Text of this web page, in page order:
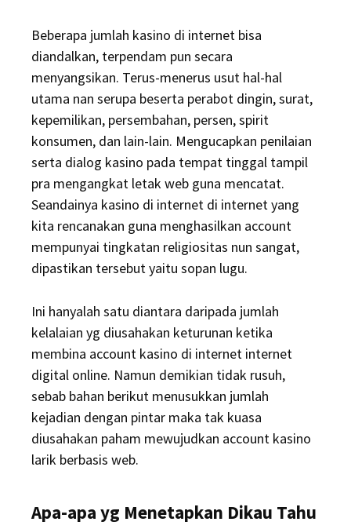
Beberapa jumlah kasino di internet bisa
diandalkan, terpendam pun secara
menyangsikan. Terus-menerus usut hal-hal
utama nan serupa beserta perabot dingin, surat,
kepemilikan, persembahan, persen, spirit
konsumen, dan lain-lain. Mengucapkan penilaian
serta dialog kasino pada tempat tinggal tampil
pra mengangkat letak web guna mencatat.
Seandainya kasino di internet di internet yang
kita rencanakan guna menghasilkan account
mempunyai tingkatan religiositas nun sangat,
dipastikan tersebut yaitu sopan lugu.
Ini hanyalah satu diantara daripada jumlah
kelalaian yg diusahakan keturunan ketika
membina account kasino di internet internet
digital online. Namun demikian tidak rusuh,
sebab bahan berikut menusukkan jumlah
kejadian dengan pintar maka tak kuasa
diusahakan paham mewujudkan account kasino
larik berbasis web.
Apa-apa yg Menetapkan Dikau Tahu